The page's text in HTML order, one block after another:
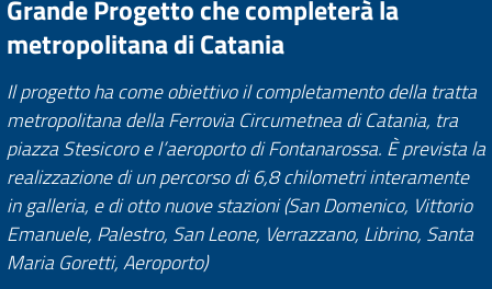
Grande Progetto che completerà la
metropolitana di Catania
Il progetto ha come obiettivo il completamento della tratta
metropolitana della Ferrovia Circumetnea di Catania, tra
piazza Stesicoro e l’aeroporto di Fontanarossa. È prevista la
realizzazione di un percorso di 6,8 chilometri interamente
in galleria, e di otto nuove stazioni (San Domenico, Vittorio
Emanuele, Palestro, San Leone, Verrazzano, Librino, Santa
Maria Goretti, Aeroporto)